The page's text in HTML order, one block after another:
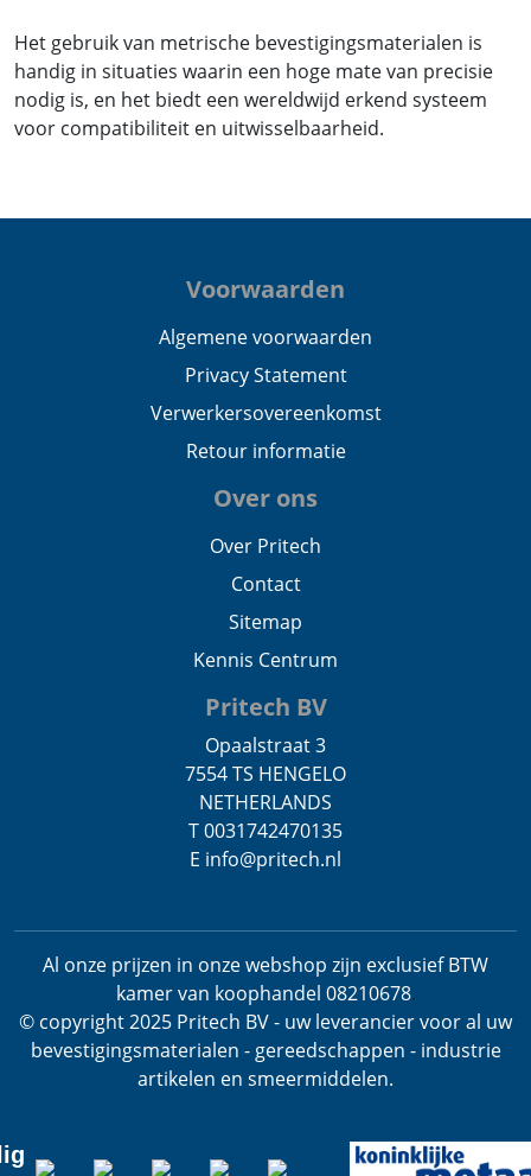
Het gebruik van metrische bevestigingsmaterialen is
handig in situaties waarin een hoge mate van precisie
nodig is, en het biedt een wereldwijd erkend systeem
voor compatibiliteit en uitwisselbaarheid.
Voorwaarden
Algemene voorwaarden
Privacy Statement
Verwerkersovereenkomst
Retour informatie
Over ons
Over Pritech
Contact
Sitemap
Kennis Centrum
Pritech BV
Opaalstraat 3
7554 TS HENGELO
NETHERLANDS
T 0031742470135
E info@pritech.nl
Al onze prijzen in onze webshop zijn exclusief BTW
kamer van koophandel 08210678.
© copyright 2025 Pritech BV - uw leverancier voor al uw
bevestigingsmaterialen - gereedschappen - industrie
artikelen en smeermiddelen.